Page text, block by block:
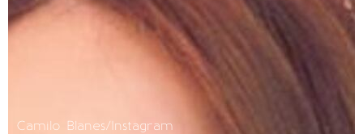
Camilo Blanes/Instagram